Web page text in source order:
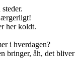
ærgerligt!
her koldt.
i hverdagen?
bringer, åh, det bliver